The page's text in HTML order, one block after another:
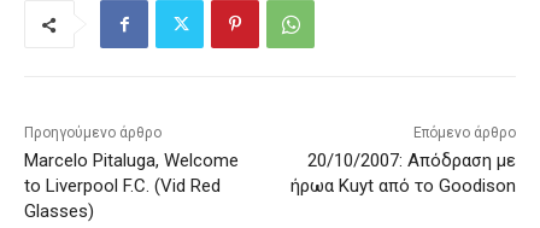
Προηγούμενο άρθρο
Marcelo Pitaluga, Welcome
to Liverpool F.C. (Vid Red
Glasses)
Επόμενο άρθρο
20/10/2007: Απόδραση με
ήρωα Kuyt από το Goodison